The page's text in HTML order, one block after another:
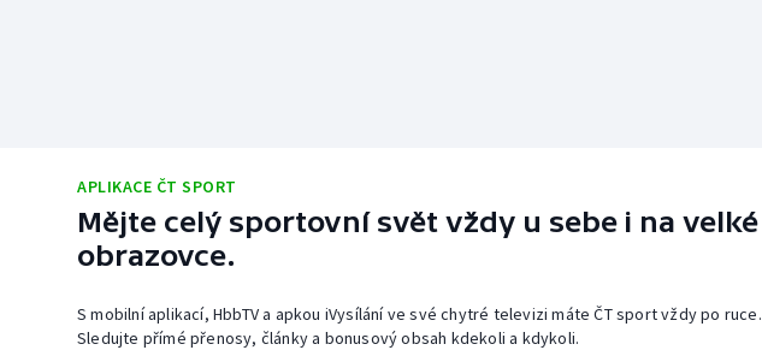
APLIKACE ČT SPORT
Mějte celý sportovní svět vždy u sebe i na velké
obrazovce.
S mobilní aplikací, HbbTV a apkou iVysílání ve své chytré televizi máte ČT sport vždy po ruce.
Sledujte přímé přenosy, články a bonusový obsah kdekoli a kdykoli.